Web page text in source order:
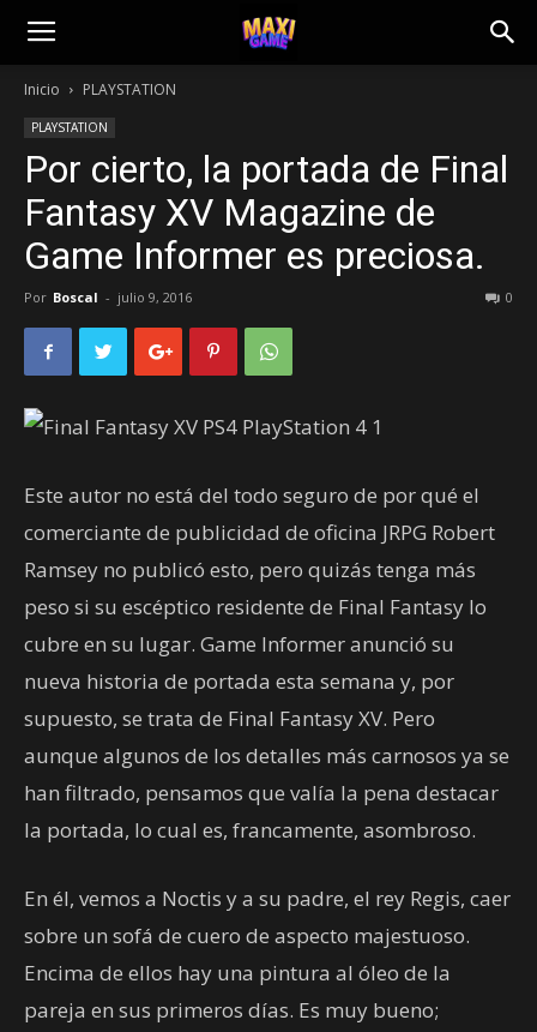
Inicio PLAYSTATION
PLAYSTATION
Por cierto, la portada de Final
Fantasy XV Magazine de
Game Informer es preciosa.
Por Boscal - julio 9, 2016 0
Este autor no está del todo seguro de por qué el
comerciante de publicidad de oficina JRPG Robert
Ramsey no publicó esto, pero quizás tenga más
peso si su escéptico residente de Final Fantasy lo
cubre en su lugar. Game Informer anunció su
nueva historia de portada esta semana y, por
supuesto, se trata de Final Fantasy XV. Pero
aunque algunos de los detalles más carnosos ya se
han filtrado, pensamos que valía la pena destacar
la portada, lo cual es, francamente, asombroso.
En él, vemos a Noctis y a su padre, el rey Regis, caer
sobre un sofá de cuero de aspecto majestuoso.
Encima de ellos hay una pintura al óleo de la
pareja en sus primeros días. Es muy bueno;